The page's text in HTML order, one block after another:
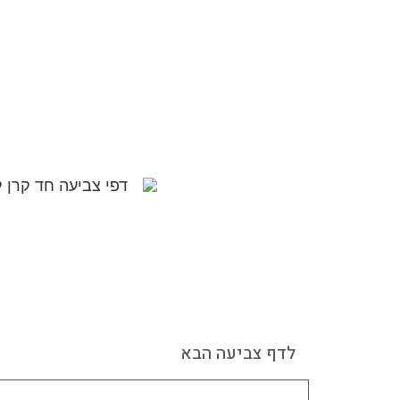
לדף צביעה הבא